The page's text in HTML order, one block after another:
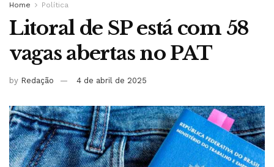
Home Política
Litoral de SP está com 58
vagas abertas no PAT
by Redação 4 de abril de 2025